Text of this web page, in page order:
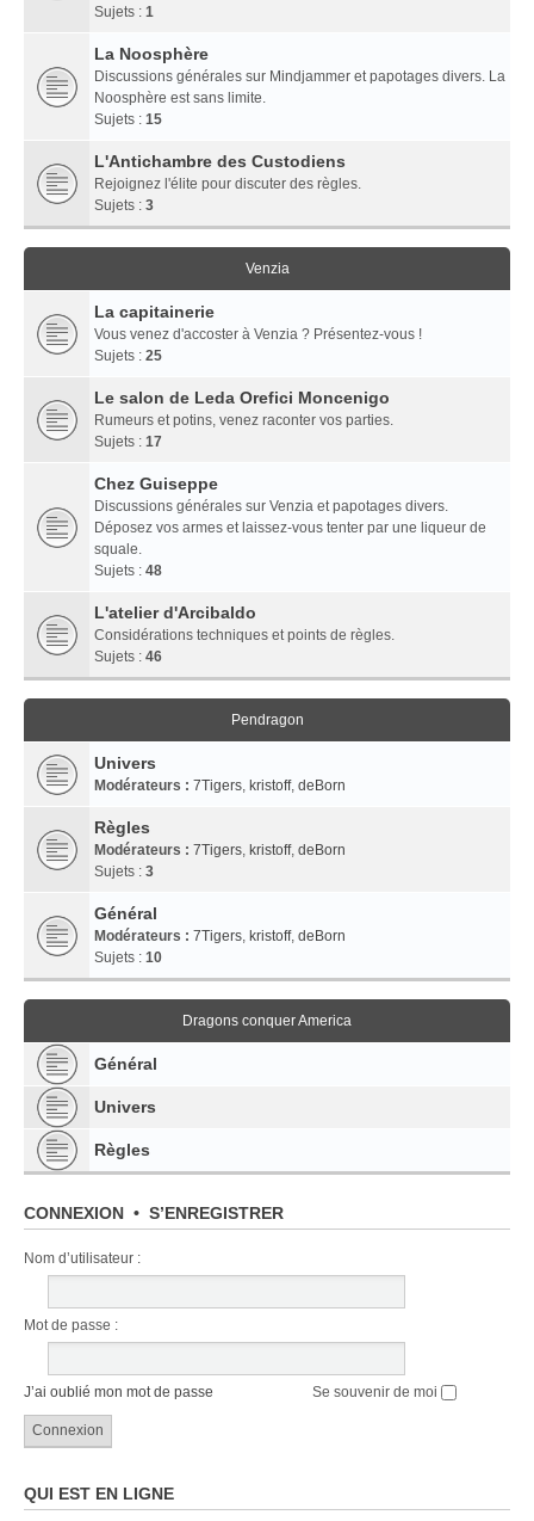
Sujets : 1
La Noosphère
Discussions générales sur Mindjammer et papotages divers. La
Noosphère est sans limite.
Sujets : 15
L'Antichambre des Custodiens
Rejoignez l'élite pour discuter des règles.
Sujets : 3
Venzia
La capitainerie
Vous venez d'accoster à Venzia ? Présentez-vous !
Sujets : 25
Le salon de Leda Orefici Moncenigo
Rumeurs et potins, venez raconter vos parties.
Sujets : 17
Chez Guiseppe
Discussions générales sur Venzia et papotages divers.
Déposez vos armes et laissez-vous tenter par une liqueur de
squale.
Sujets : 48
L'atelier d'Arcibaldo
Considérations techniques et points de règles.
Sujets : 46
Pendragon
Univers
Modérateurs : 7Tigers, kristoff, deBorn
Règles
Modérateurs : 7Tigers, kristoff, deBorn
Sujets : 3
Général
Modérateurs : 7Tigers, kristoff, deBorn
Sujets : 10
Dragons conquer America
Général
Univers
Règles
CONNEXION • S’ENREGISTRER
Nom d’utilisateur :
Mot de passe :
J’ai oublié mon mot de passe Se souvenir de moi
QUI EST EN LIGNE